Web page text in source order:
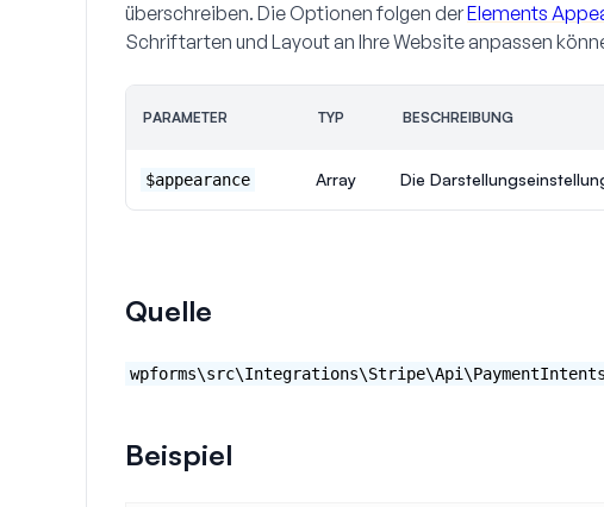
überschreiben. Die Optionen folgen derElements
Schriftarten und Layout an Ihre Website anpassen
PARAMETER TYP BESCHREIBUNG
$appearance Array Die
Quelle
Beispiel